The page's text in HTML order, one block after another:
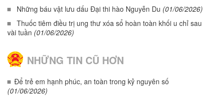
Những báu vật lưu dấu Đại thi hào Nguyễn Du (01/06/2026)
Thuốc tiêm điều trị ung thư xóa sổ hoàn toàn khối u chỉ sau
vài tuần (01/06/2026)
NHỮNG TIN CŨ HƠN
Để trẻ em hạnh phúc, an toàn trong kỷ nguyên số
(01/06/2026)